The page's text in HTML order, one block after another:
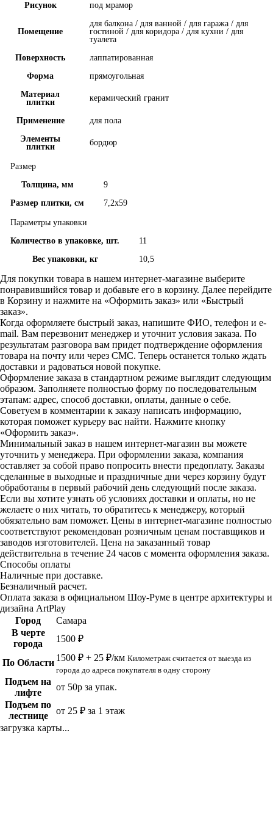
Рисунок
под мрамор
Помещение
для балкона / для ванной / для гаража / для
гостиной / для коридора / для кухни / для
туалета
Поверхность
лаппатированная
Форма
прямоугольная
Материал
плитки
керамический гранит
Применение
для пола
Элементы
плитки
бордюр
Размер
Толщина, мм
9
Размер плитки, см
7,2x59
Параметры упаковки
Количество в упаковке, шт.
11
Вес упаковки, кг
10,5
Для покупки товара в нашем интернет-магазине выберите
понравившийся товар и добавьте его в корзину. Далее перейдите
в Корзину и нажмите на «Оформить заказ» или «Быстрый
заказ».
Когда оформляете быстрый заказ, напишите ФИО, телефон и e-
mail. Вам перезвонит менеджер и уточнит условия заказа. По
результатам разговора вам придет подтверждение оформления
товара на почту или через СМС. Теперь останется только ждать
доставки и радоваться новой покупке.
Оформление заказа в стандартном режиме выглядит следующим
образом. Заполняете полностью форму по последовательным
этапам: адрес, способ доставки, оплаты, данные о себе.
Советуем в комментарии к заказу написать информацию,
которая поможет курьеру вас найти. Нажмите кнопку
«Оформить заказ».
Минимальный заказ в нашем интернет-магазин вы можете
уточнить у менеджера. При оформлении заказа, компания
оставляет за собой право попросить внести предоплату. Заказы
сделанные в выходные и праздничные дни через корзину будут
обработаны в первый рабочий день следующий после заказа.
Если вы хотите узнать об условиях доставки и оплаты, но не
желаете о них читать, то обратитесь к менеджеру, который
обязательно вам поможет. Цены в интернет-магазине полностью
соответствуют рекомендован розничным ценам поставщиков и
заводов изготовителей. Цена на заказанный товар
действительна в течение 24 часов с момента оформления заказа.
Способы оплаты
Наличные при доставке.
Безналичный расчет.
Оплата заказа в официальном Шоу-Руме в центре архитектуры и
дизайна ArtPlay
Город
Самара
В черте
города
1500 ₽
По Области 1500 ₽ + 25 ₽/км Километраж считается от выезда из
города до адреса покупателя в одну сторону
Подъем на
лифте
от 50р за упак.
Подъем по
лестнице
от 25 ₽ за 1 этаж
загрузка карты...